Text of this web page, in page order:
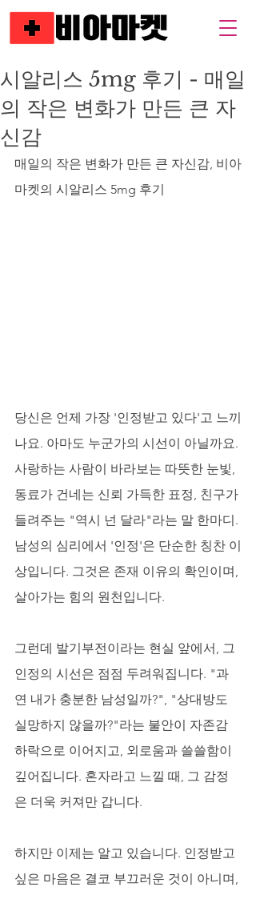
시알리스 5mg 후기 - 매일
의 작은 변화가 만든 큰 자
신감
매일의 작은 변화가 만든 큰 자신감, 비아
마켓의 시알리스 5mg 후기
당신은 언제 가장 '인정받고 있다'고 느끼
나요. 아마도 누군가의 시선이 아닐까요.
사랑하는 사람이 바라보는 따뜻한 눈빛,
동료가 건네는 신뢰 가득한 표정, 친구가
들려주는 "역시 넌 달라"라는 말 한마디.
남성의 심리에서 '인정'은 단순한 칭찬 이
상입니다. 그것은 존재 이유의 확인이며,
살아가는 힘의 원천입니다.
그런데 발기부전이라는 현실 앞에서, 그
인정의 시선은 점점 두려워집니다. "과
연 내가 충분한 남성일까?", "상대방도
실망하지 않을까?"라는 불안이 자존감
하락으로 이어지고, 외로움과 쓸쓸함이
깊어집니다. 혼자라고 느낄 때, 그 감정
은 더욱 커져만 갑니다.
하지만 이제는 알고 있습니다. 인정받고
싶은 마음은 결코 부끄러운 것이 아니며,